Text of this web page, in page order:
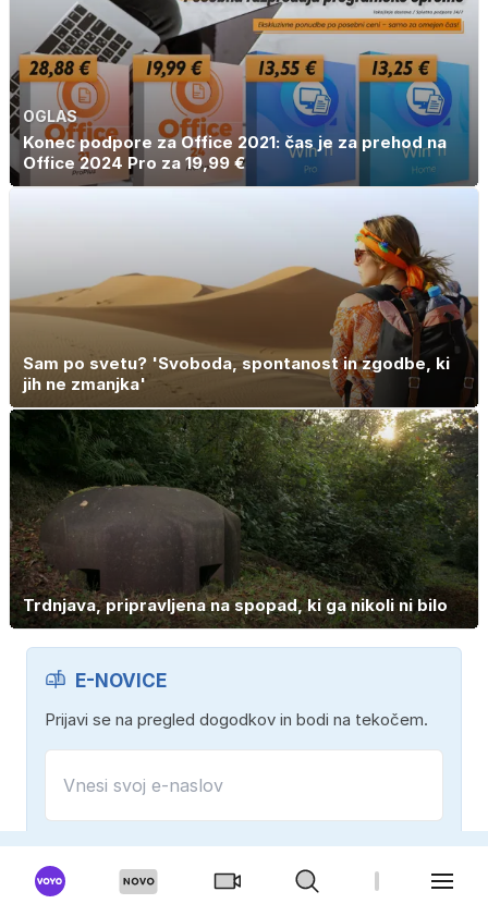
OGLAS
Konec podpore za Office 2021: čas je za prehod na
Office 2024 Pro za 19,99 €
Sam po svetu? 'Svoboda, spontanost in zgodbe, ki
jih ne zmanjka'
Trdnjava, pripravljena na spopad, ki ga nikoli ni bilo
E-NOVICE
Prijavi se na pregled dogodkov in bodi na tekočem.
Strinjam se ssplošnimi pogojiinpolitiko zasebnosti.
Prijavi se